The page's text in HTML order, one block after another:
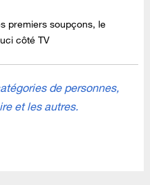
premiers soupçons, le
côté TV
de personnes,
et les autres.